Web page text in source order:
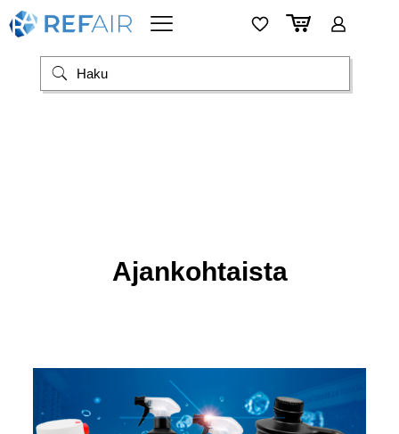
Ajankohtaista